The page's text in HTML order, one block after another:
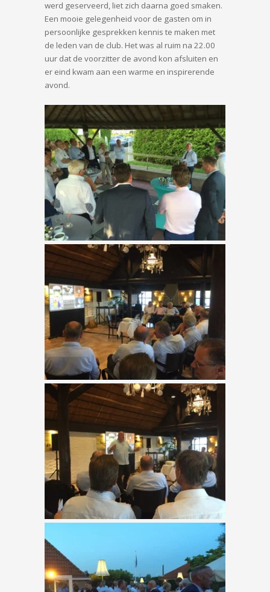
werd geserveerd, liet zich daarna goed smaken.
Een mooie gelegenheid voor de gasten om in
persoonlijke gesprekken kennis te maken met
de leden van de club. Het was al ruim na 22.00
uur dat de voorzitter de avond kon afsluiten en
er eind kwam aan een warme en inspirerende
avond.